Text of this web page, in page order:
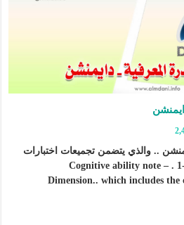
.. والذي يتضمن تجميعات اختبارات
اختبار القدرة المعرفية تقييم -1 . Cognitive ability note –
Dimension.. which includes the